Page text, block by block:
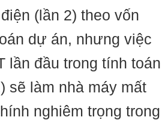
(lần 2) theo vốn
dự án, nhưng việc
lần đầu trong tính toán
sẽ làm nhà máy mất
nghiêm trọng trong